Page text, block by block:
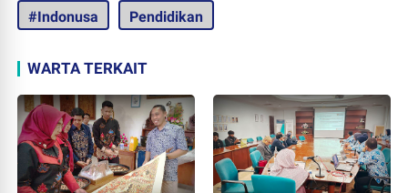
#Indonusa Pendidikan
WARTA TERKAIT